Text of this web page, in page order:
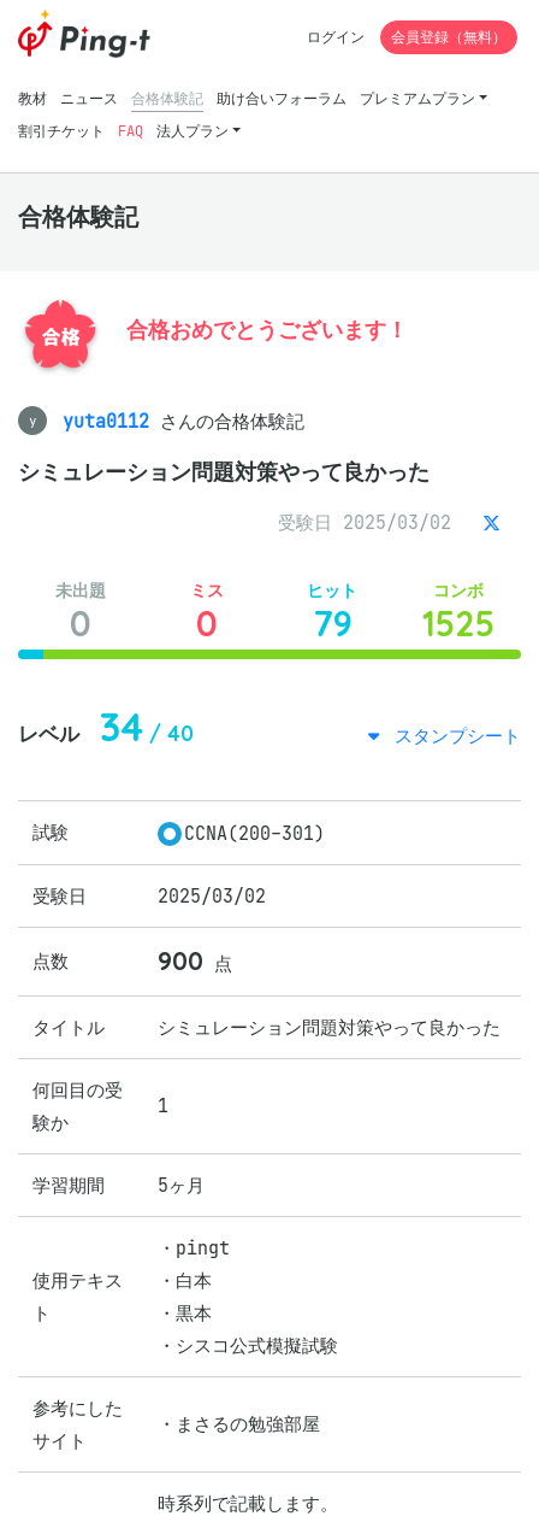
教材 ニュース 合格体験記 助け合いフォーラム
プレミアムプラン
割引チケット
FAQ 法人プラン
ログイン 会員登録（無料）
合格体験記
合格おめでとうございます！
y yuta0112 さんの合格体験記
シミュレーション問題対策やって良かった
受験日 2025/03/02
未出題
0
ミス
0
ヒット
79
コンボ
1525
レベル 34 / 40 スタンプシート
試験 CCNA(200-301)
受験日 2025/03/02
点数 900 点
タイトル シミュレーション問題対策やって良かった
何回目の受
験か
1
学習期間 5ヶ月
使用テキス
ト
・pingt
・白本
・黒本
・シスコ公式模擬試験
参考にした
サイト
・まさるの勉強部屋
時系列で記載します。